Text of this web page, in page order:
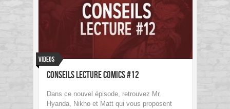
Videos
Conseils Lecture Comics #12
Dans ce nouvel épisode, retrouvez Mr.
Hyanda, Nikho et Matt qui vous proposent